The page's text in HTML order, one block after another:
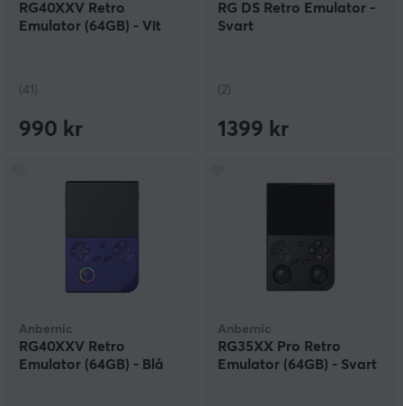
RG40XXV Retro
Emulator (64GB) - Vit
(41)
990 kr
RG DS Retro Emulator -
Svart
(2)
1399 kr
Anbernic
RG40XXV Retro
Emulator (64GB) - Blå
Anbernic
RG35XX Pro Retro
Emulator (64GB) - Svart